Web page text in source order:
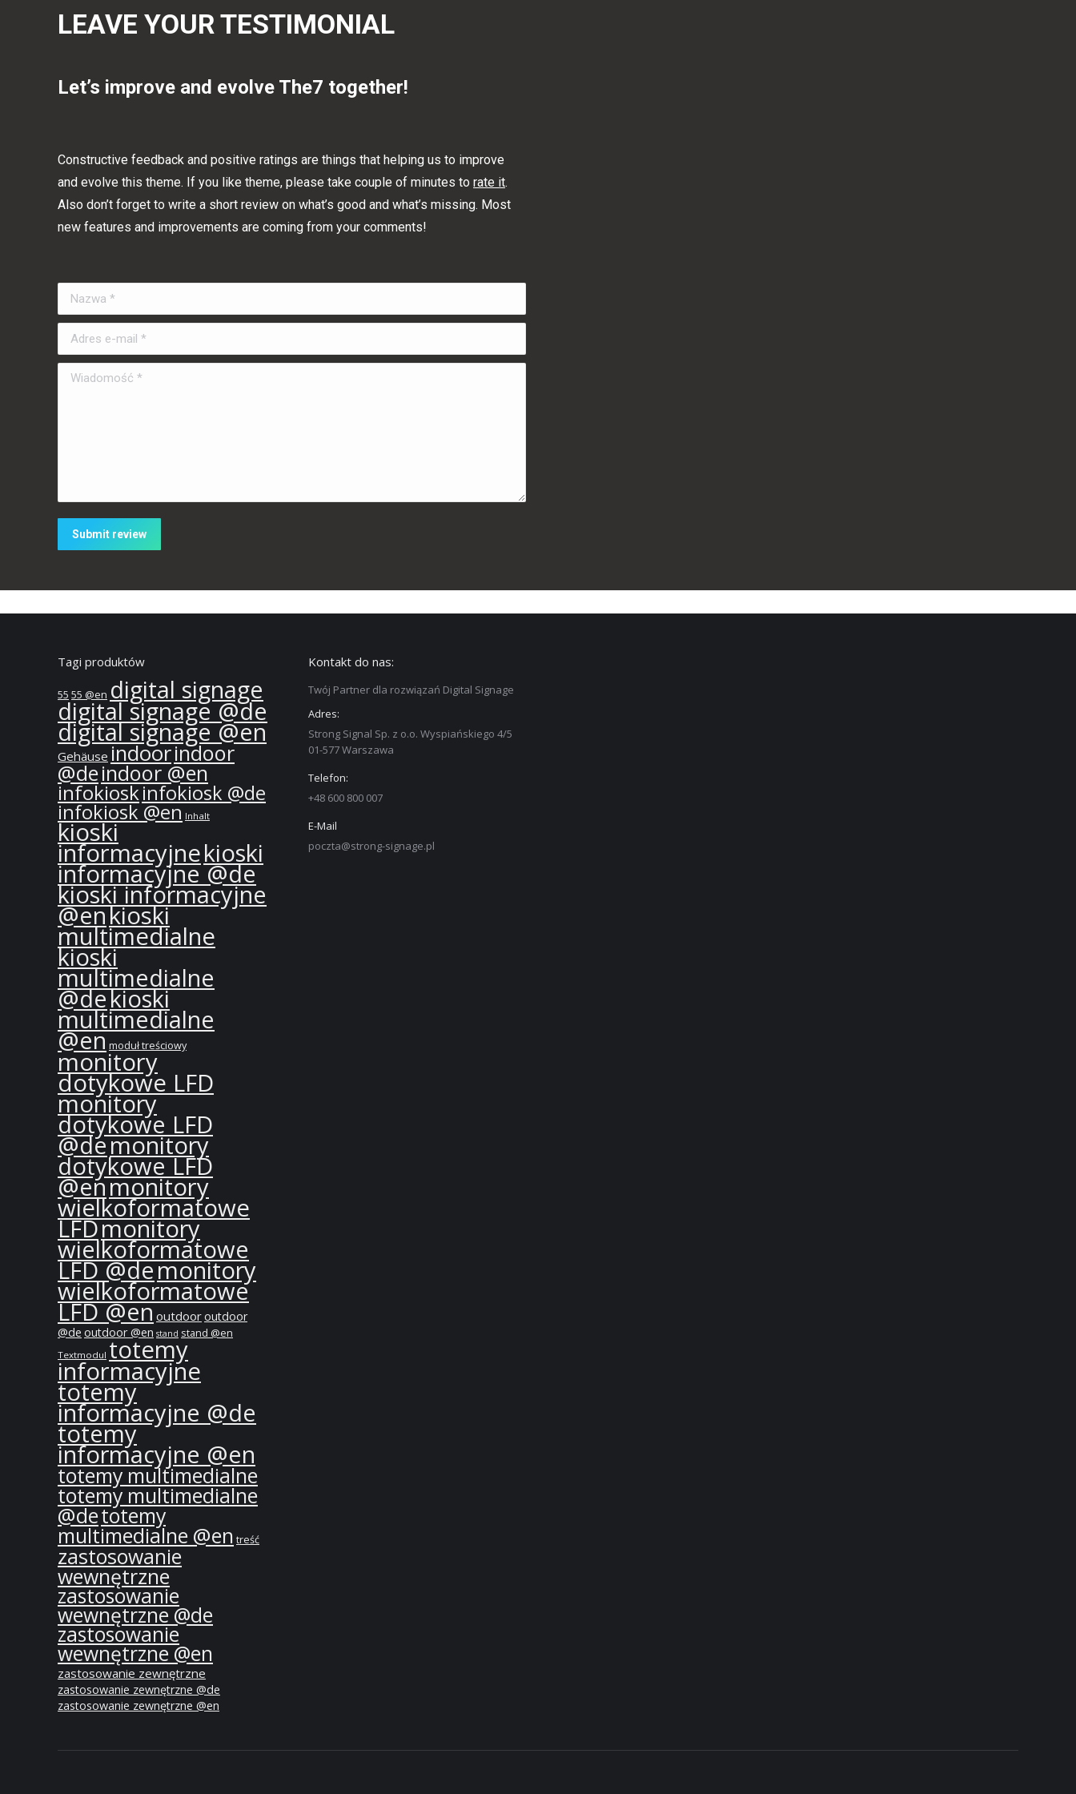
LEAVE YOUR TESTIMONIAL
Let’s improve and evolve The7 together!
Сonstructive feedback and positive ratings are things that helping us to improve
and evolve this theme. If you like theme, please take couple of minutes to rate it.
Also don’t forget to write a short review on what’s good and what’s missing. Most
new features and improvements are coming from your comments!
Nazwa *
Adres e-mail *
Wiadomość *
Submit review
Tagi produktów
55 55 @en digital signage
digital signage @de
digital signage @en
Gehäuse indoorindoor
@deindoor @en
infokioskinfokiosk @de
infokiosk @en Inhalt
kioski
informacyjnekioski
informacyjne @de
kioski informacyjne
@enkioski
multimedialne
kioski
multimedialne
@dekioski
multimedialne
@enmoduł treściowy
monitory
dotykowe LFD
monitory
dotykowe LFD
@demonitory
dotykowe LFD
@enmonitory
wielkoformatowe
LFDmonitory
wielkoformatowe
LFD @demonitory
wielkoformatowe
LFD @enoutdooroutdoor
@de outdoor @en stand stand @en
Textmodul totemy
informacyjne
totemy
informacyjne @de
totemy
informacyjne @en
totemy multimedialne
totemy multimedialne
@detotemy
multimedialne @en treść
zastosowanie
wewnętrzne
zastosowanie
wewnętrzne @de
zastosowanie
wewnętrzne @en
zastosowanie zewnętrzne
zastosowanie zewnętrzne @de
zastosowanie zewnętrzne @en
Kontakt do nas:
Twój Partner dla rozwiązań Digital Signage
Adres:
Strong Signal Sp. z o.o. Wyspiańskiego 4/5
01-577 Warszawa
Telefon:
+48 600 800 007
E-Mail
poczta@strong-signage.pl